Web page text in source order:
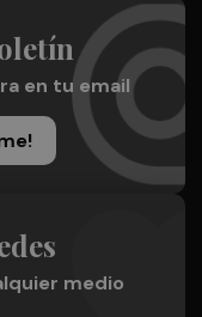
en tu email
medio